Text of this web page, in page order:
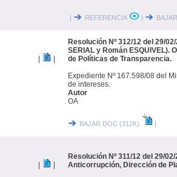
| REFERENCIA |
Resolución Nº 312/12 del 29/
SERIAL y Román ESQUIVEL).
de Políticas de Transparencia.
Expediente Nº 167.598/08 del
de intereses.
Autor
OA
BAJAR DOC (312K) |
Resolución Nº 311/12 del 29/
Anticorrupción, Dirección de